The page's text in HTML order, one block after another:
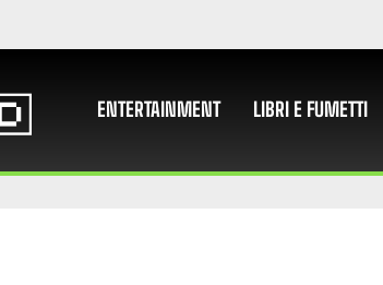
ENTERTAINMENT LIBRI E FUMETTI